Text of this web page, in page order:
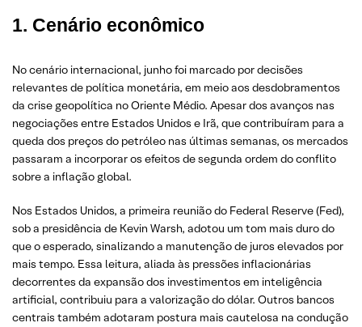
1. Cenário econômico
No cenário internacional, junho foi marcado por decisões
relevantes de política monetária, em meio aos desdobramentos
da crise geopolítica no Oriente Médio. Apesar dos avanços nas
negociações entre Estados Unidos e Irã, que contribuíram para a
queda dos preços do petróleo nas últimas semanas, os mercados
passaram a incorporar os efeitos de segunda ordem do conflito
sobre a inflação global.
Nos Estados Unidos, a primeira reunião do Federal Reserve (Fed),
sob a presidência de Kevin Warsh, adotou um tom mais duro do
que o esperado, sinalizando a manutenção de juros elevados por
mais tempo. Essa leitura, aliada às pressões inflacionárias
decorrentes da expansão dos investimentos em inteligência
artificial, contribuiu para a valorização do dólar. Outros bancos
centrais também adotaram postura mais cautelosa na condução